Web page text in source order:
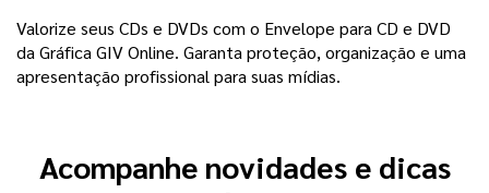
Valorize seus CDs e DVDs com o Envelope para CD e DVD
da Gráfica GIV Online. Garanta proteção, organização e uma
apresentação profissional para suas mídias.
Acompanhe novidades e dicas